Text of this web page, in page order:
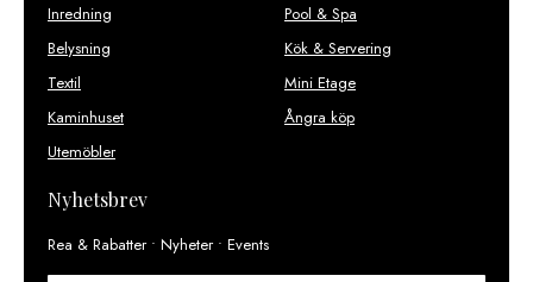
Inredning
Belysning
Textil
Kaminhuset
Utemöbler
Pool & Spa
Kök & Servering
Mini Etage
Ångra köp
Nyhetsbrev
Rea & Rabatter • Nyheter • Events